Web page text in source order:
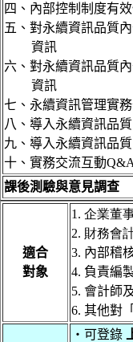
四、內部控制制度有
五、對永續資訊品質
資訊
六、對永續資訊品質
資訊
七、永續資訊管理實
八、導入永續資訊品
九、導入永續資訊品
十、實務交流互動
課後測驗與意見調查
適合
對象
1. 企業董
2. 財務會
3. 內部稽
4. 負責編
5. 會計師
6. 其他對
‧可登錄